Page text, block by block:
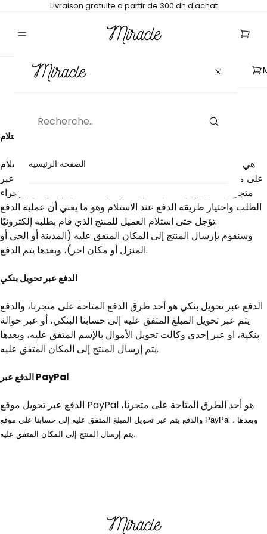
Livraison gratuite a partir de 300 dh d'achat
الصفحة الرئيسية
الدفع عند الاستلام (Cash On Delivery
على متجرنا، والدفع عند الاستلام يعني أن المتسوق يمكنه التسوق عبر
متجرنا إلكتروني واختيار المنتج الذي يرغب فيه ومن ثم يقوم بإجراء
الطلب واختيار طريقة الدفع عند الاستلام وهو ما يعني أن عملية الدفع
تؤجل حتى استلام العميل للمنتج الذي قام بطلبه إلكترونيًا.
وسنقوم بإرسال المنتج إلى المكان المتفق عليه (المدينة أو الحي أو
المنزل أو مكان اخر)، وبعدها يتم الدفع.
الدفع عبر تحويل بنكي
الدفع عبر تحويل بنكي هو أحد طرق الدفع المتاحة على متجرنا، والدفع
يتم عبر تحويل المبلغ المتفق عليه إلى حسابنا البنكي، أو عبر حوالة
بنكية، او عبر إحدى وكالت تحويل الأموال بالإسم المتفق عليه، وبعدها
يتم إرسال المنتج إلى المكان المتفق عليه.
الدفع عبر PayPal
الدفع عبر تحويل موقع PayPal هو أحد الطرق المتاحة على متجرنا،
والدفع يتم عبر تحويل المبلغ المتفق عليه إلى حسابنا على موقع PayPal ، وبعدها
يتم إرسال المنتج إلى المكان المتفق عليه.